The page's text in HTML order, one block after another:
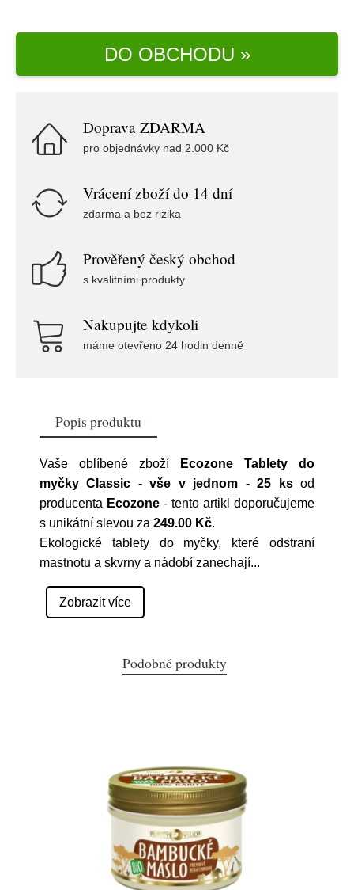
DO OBCHODU »
Doprava ZDARMA
pro objednávky nad 2.000 Kč
Vrácení zboží do 14 dní
zdarma a bez rizika
Prověřený český obchod
s kvalitními produkty
Nakupujte kdykoli
máme otevřeno 24 hodin denně
Popis produktu
Vaše oblíbené zboží
Ecozone Tablety do
myčky Classic - vše v jednom - 25 ksod
producenta Ecozone - tento artikl doporučujeme
s unikátní slevou za 249.00 Kč.
Ekologické tablety do myčky, které odstraní
mastnotu a skvrny a nádobí zanechají...
Zobrazit více
Podobné produkty